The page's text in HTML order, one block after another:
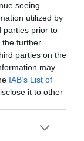
seeing
utilized by
parties prior to
the further
parties on the
may
IAB’s List of
it to other
τις δύο
Πέτρο».
με τα πιο
της
της,